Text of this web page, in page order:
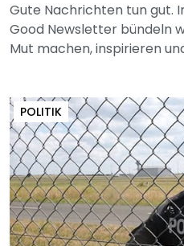
Gute Nachrichten tun gut.
Good Newsletter bündeln
Mut machen, inspirieren
POLITIK